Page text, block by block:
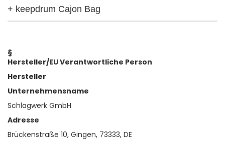
+ keepdrum Cajon Bag
§
Hersteller/EU Verantwortliche Person
Hersteller
Unternehmensname
Schlagwerk GmbH
Adresse
Brückenstraße 10, Gingen, 73333, DE